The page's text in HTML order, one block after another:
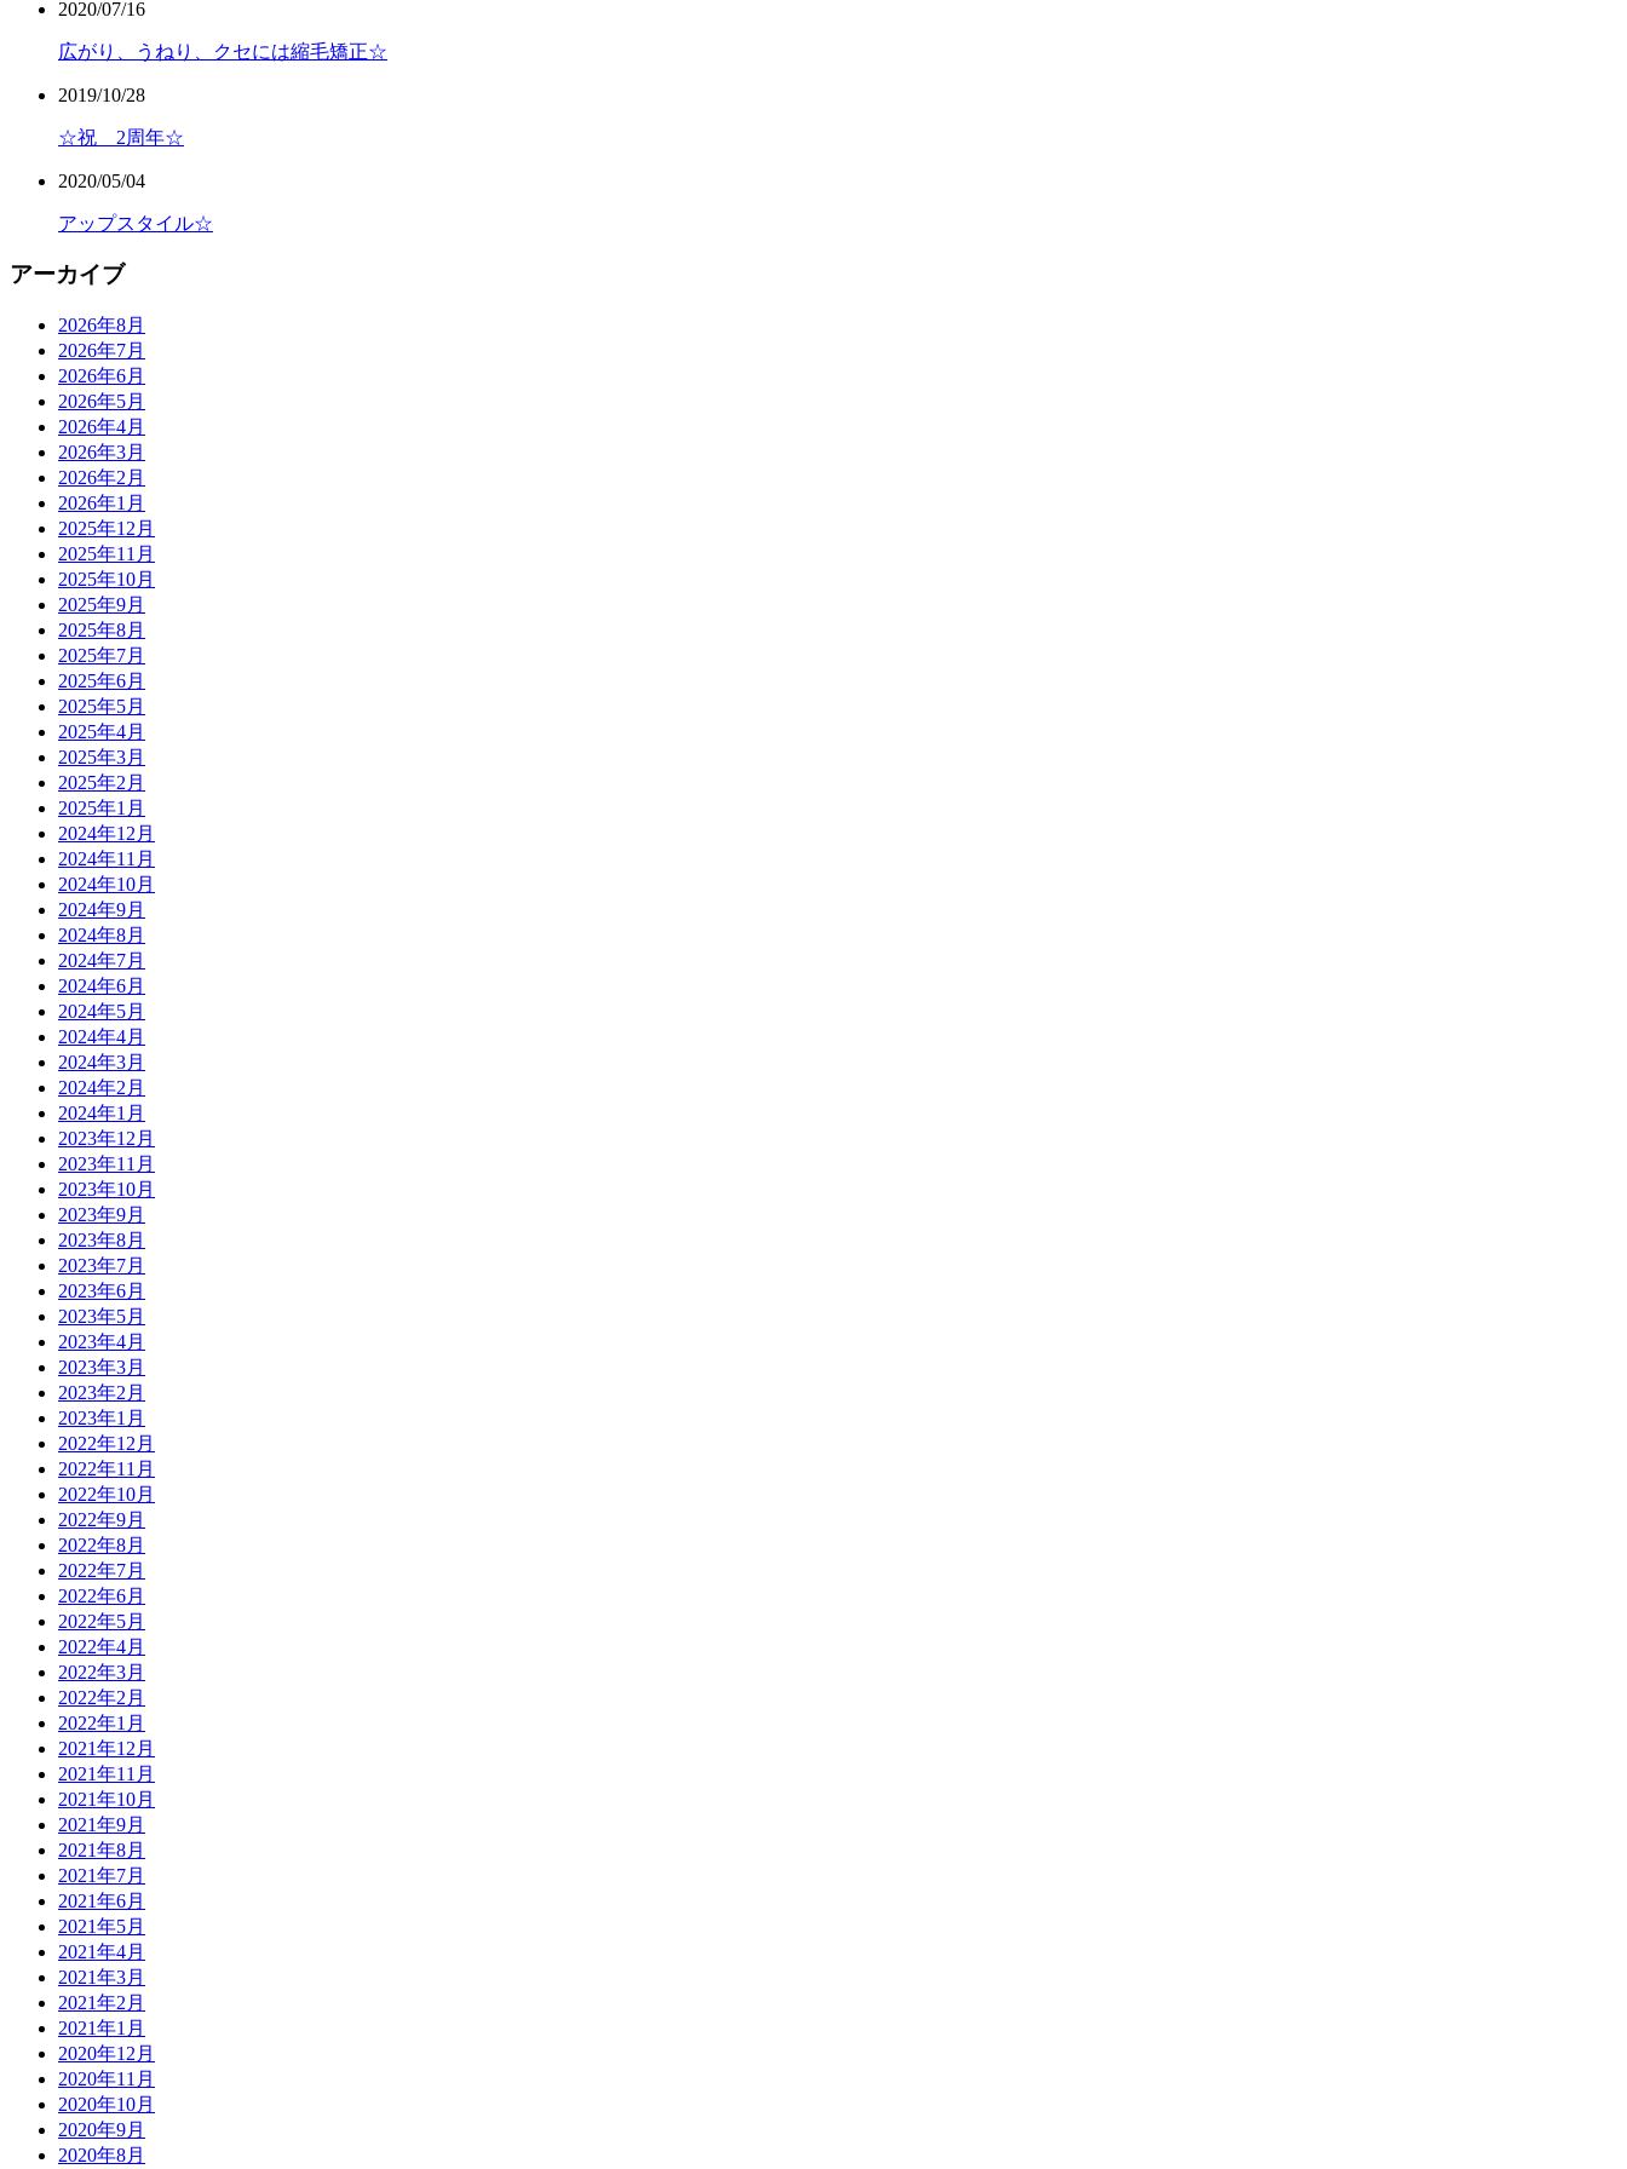
2020/07/16
広がり、うねり、クセには縮毛矯正☆
2019/10/28
☆祝 2周年☆
2020/05/04
アップスタイル☆
アーカイブ
2026年8月
2026年7月
2026年6月
2026年5月
2026年4月
2026年3月
2026年2月
2026年1月
2025年12月
2025年11月
2025年10月
2025年9月
2025年8月
2025年7月
2025年6月
2025年5月
2025年4月
2025年3月
2025年2月
2025年1月
2024年12月
2024年11月
2024年10月
2024年9月
2024年8月
2024年7月
2024年6月
2024年5月
2024年4月
2024年3月
2024年2月
2024年1月
2023年12月
2023年11月
2023年10月
2023年9月
2023年8月
2023年7月
2023年6月
2023年5月
2023年4月
2023年3月
2023年2月
2023年1月
2022年12月
2022年11月
2022年10月
2022年9月
2022年8月
2022年7月
2022年6月
2022年5月
2022年4月
2022年3月
2022年2月
2022年1月
2021年12月
2021年11月
2021年10月
2021年9月
2021年8月
2021年7月
2021年6月
2021年5月
2021年4月
2021年3月
2021年2月
2021年1月
2020年12月
2020年11月
2020年10月
2020年9月
2020年8月